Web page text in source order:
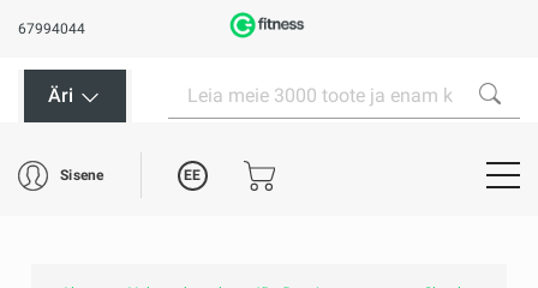
67994044
Äri
Sisene EE